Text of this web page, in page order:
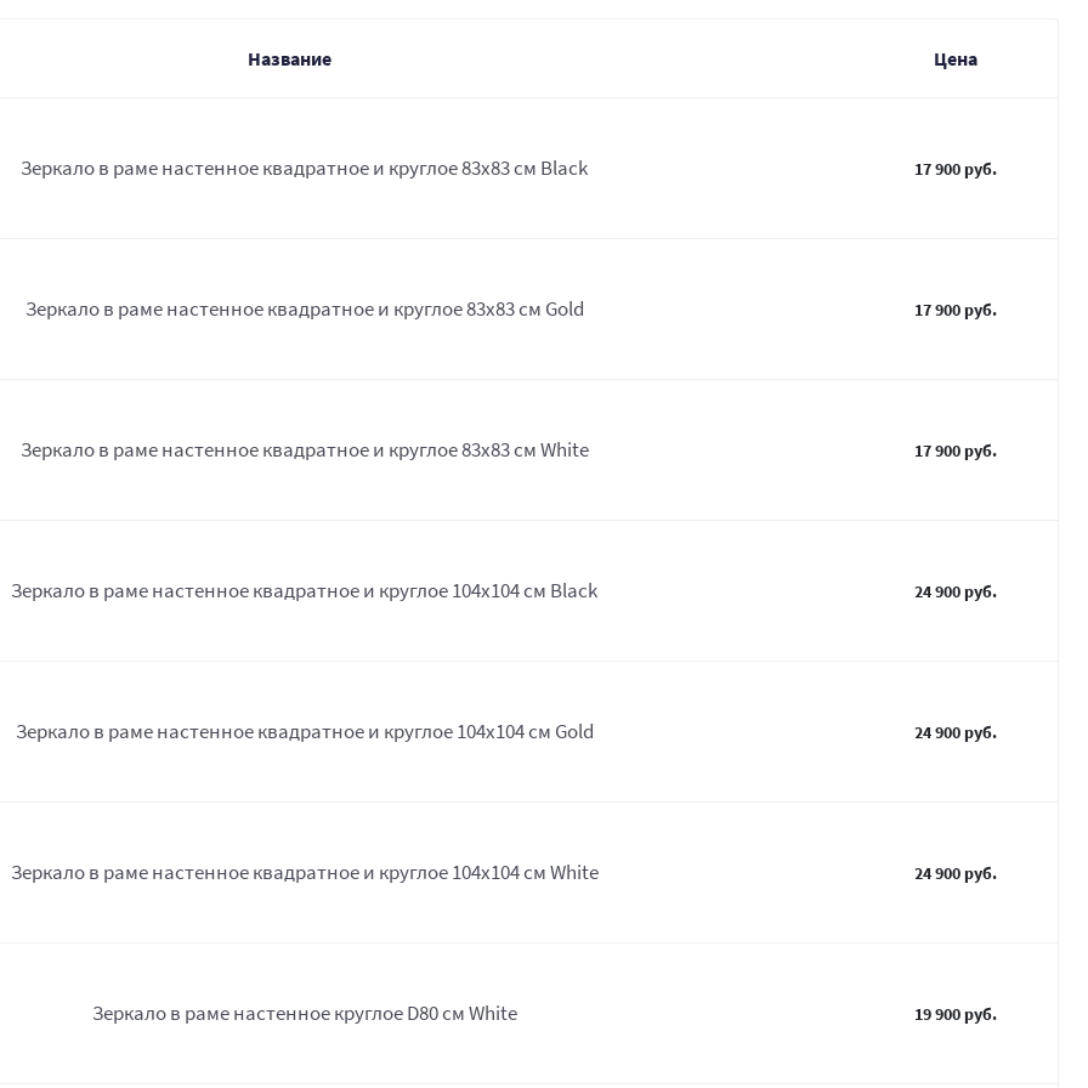
Название Цена
Зеркало в раме настенное квадратное и круглое 83х83 см Black 17 900 руб.
Зеркало в раме настенное квадратное и круглое 83х83 см Gold 17 900 руб.
Зеркало в раме настенное квадратное и круглое 83х83 см White 17 900 руб.
Зеркало в раме настенное квадратное и круглое 104х104 см Black 24 900 руб.
Зеркало в раме настенное квадратное и круглое 104х104 см Gold 24 900 руб.
Зеркало в раме настенное квадратное и круглое 104х104 см White 24 900 руб.
Зеркало в раме настенное круглое D80 см White 19 900 руб.